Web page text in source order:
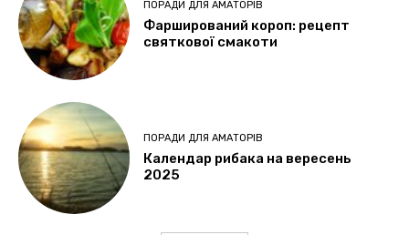
ПОРАДИ ДЛЯ АМАТОРІВ
Фарширований короп: рецепт
святкової смакоти
ПОРАДИ ДЛЯ АМАТОРІВ
Календар рибака на вересень
2025